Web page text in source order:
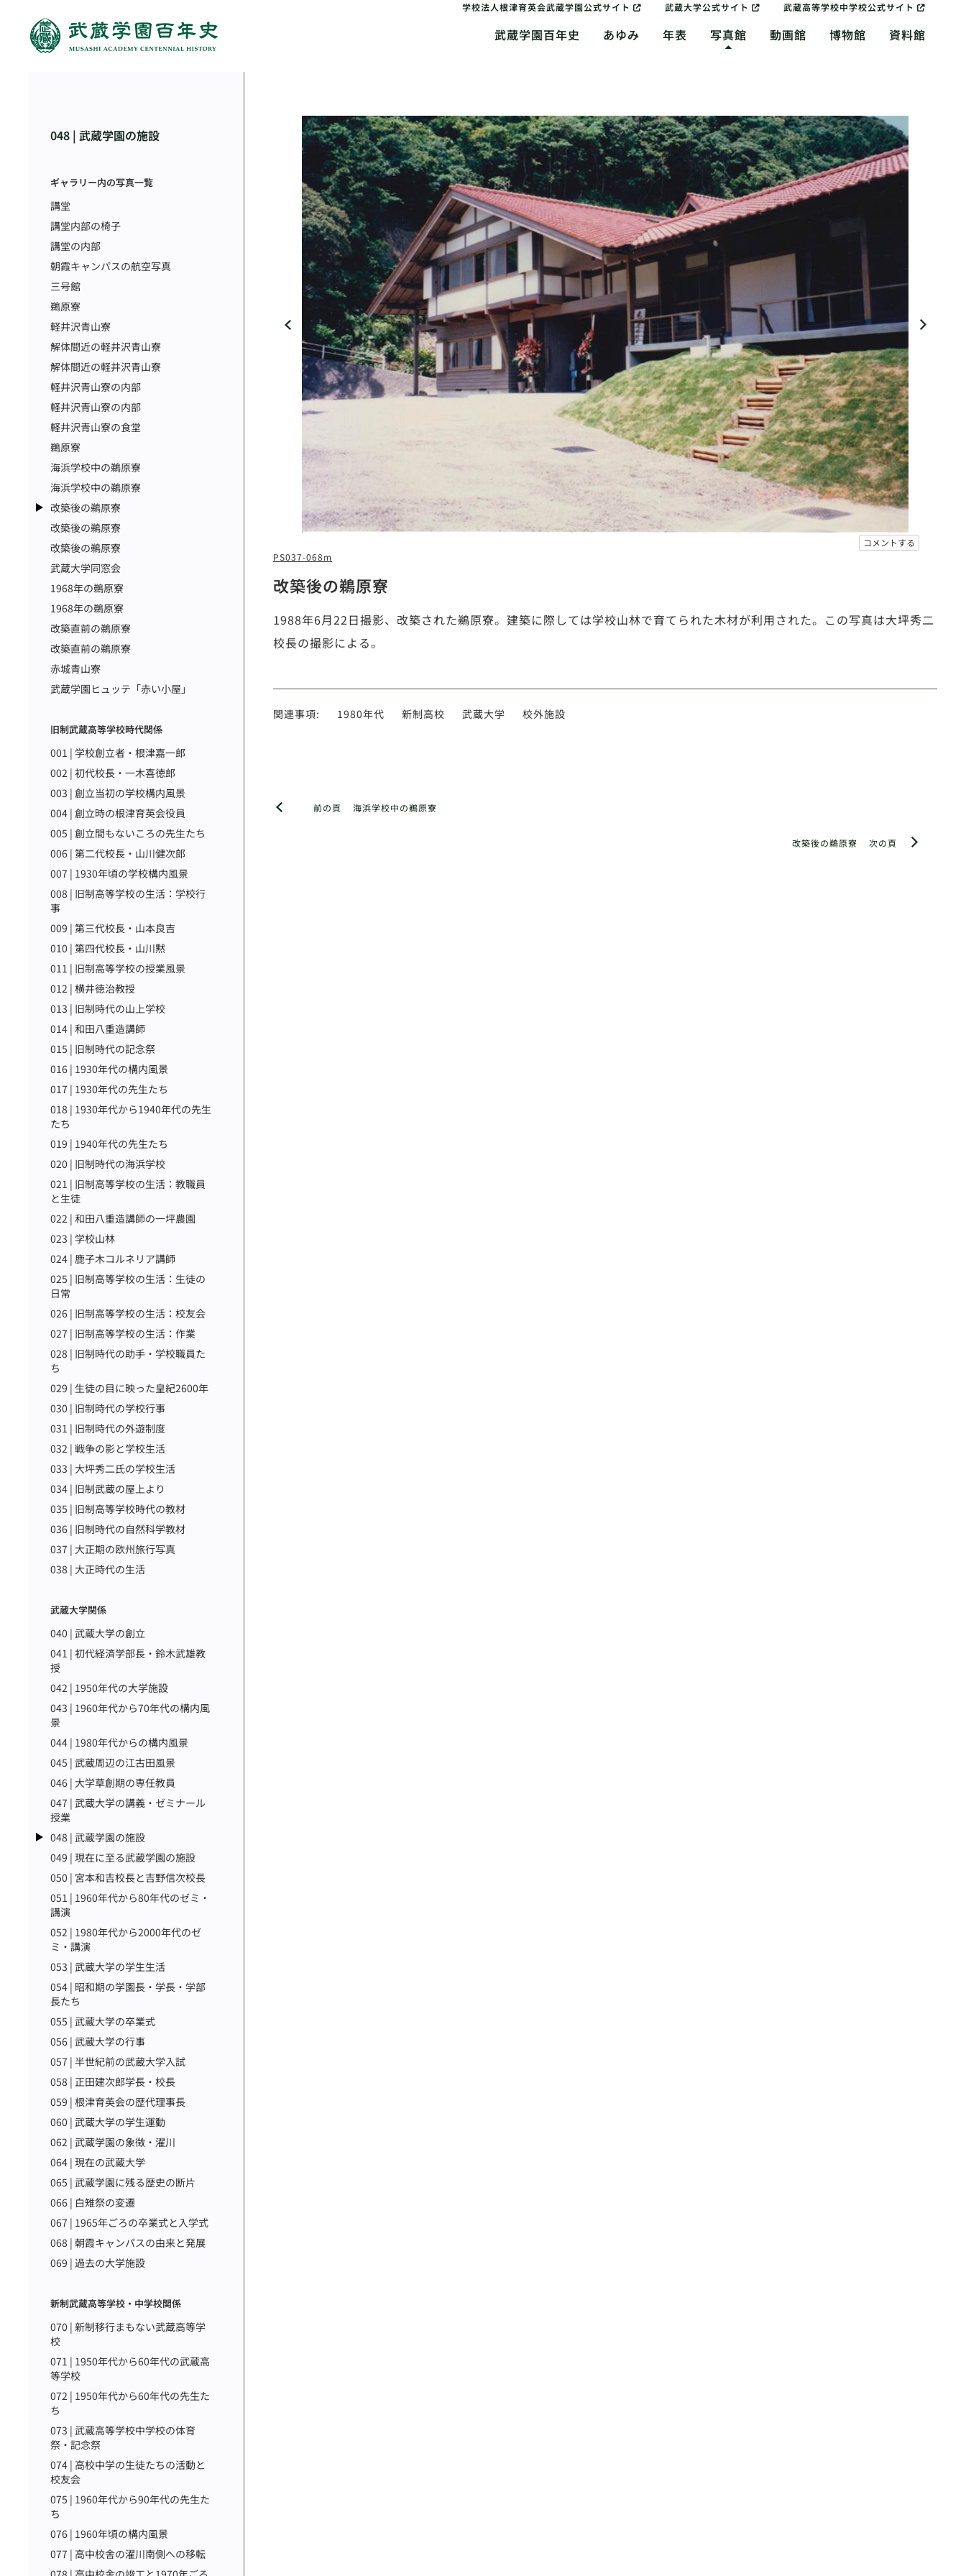
学校法人根津育英会武蔵学園公式サイト 武蔵大学公式サイト 武蔵高等学校中学校公式サイト
武蔵学園百年史 あゆみ 年表 写真館 動画館 博物館 資料館
048 | 武蔵学園の施設
ギャラリー内の写真一覧
講堂
講堂内部の椅子
講堂の内部
朝霞キャンパスの航空写真
三号館
鵜原寮
軽井沢青山寮
解体間近の軽井沢青山寮
解体間近の軽井沢青山寮
軽井沢青山寮の内部
軽井沢青山寮の内部
軽井沢青山寮の食堂
鵜原寮
海浜学校中の鵜原寮
海浜学校中の鵜原寮
改築後の鵜原寮
改築後の鵜原寮
改築後の鵜原寮
武蔵大学同窓会
1968年の鵜原寮
1968年の鵜原寮
改築直前の鵜原寮
改築直前の鵜原寮
赤城青山寮
武蔵学園ヒュッテ「赤い小屋」
旧制武蔵高等学校時代関係
001 | 学校創立者・根津嘉一郎
002 | 初代校長・一木喜徳郎
003 | 創立当初の学校構内風景
004 | 創立時の根津育英会役員
005 | 創立間もないころの先生たち
006 | 第二代校長・山川健次郎
007 | 1930年頃の学校構内風景
008 | 旧制高等学校の生活：学校行
事
009 | 第三代校長・山本良吉
010 | 第四代校長・山川黙
011 | 旧制高等学校の授業風景
012 | 横井徳治教授
013 | 旧制時代の山上学校
014 | 和田八重造講師
015 | 旧制時代の記念祭
016 | 1930年代の構内風景
017 | 1930年代の先生たち
018 | 1930年代から1940年代の先生
たち
019 | 1940年代の先生たち
020 | 旧制時代の海浜学校
021 | 旧制高等学校の生活：教職員
と生徒
022 | 和田八重造講師の一坪農園
023 | 学校山林
024 | 鹿子木コルネリア講師
025 | 旧制高等学校の生活：生徒の
日常
026 | 旧制高等学校の生活：校友会
027 | 旧制高等学校の生活：作業
028 | 旧制時代の助手・学校職員た
ち
029 | 生徒の目に映った皇紀2600年
030 | 旧制時代の学校行事
031 | 旧制時代の外遊制度
032 | 戦争の影と学校生活
033 | 大坪秀二氏の学校生活
034 | 旧制武蔵の屋上より
035 | 旧制高等学校時代の教材
036 | 旧制時代の自然科学教材
037 | 大正期の欧州旅行写真
038 | 大正時代の生活
武蔵大学関係
040 | 武蔵大学の創立
041 | 初代経済学部長・鈴木武雄教
授
042 | 1950年代の大学施設
043 | 1960年代から70年代の構内風
景
044 | 1980年代からの構内風景
045 | 武蔵周辺の江古田風景
046 | 大学草創期の専任教員
047 | 武蔵大学の講義・ゼミナール
授業
048 | 武蔵学園の施設
049 | 現在に至る武蔵学園の施設
050 | 宮本和吉校長と吉野信次校長
051 | 1960年代から80年代のゼミ・
講演
052 | 1980年代から2000年代のゼ
ミ・講演
053 | 武蔵大学の学生生活
054 | 昭和期の学園長・学長・学部
長たち
055 | 武蔵大学の卒業式
056 | 武蔵大学の行事
057 | 半世紀前の武蔵大学入試
058 | 正田建次郎学長・校長
059 | 根津育英会の歴代理事長
060 | 武蔵大学の学生運動
062 | 武蔵学園の象徴・濯川
064 | 現在の武蔵大学
065 | 武蔵学園に残る歴史の断片
066 | 白雉祭の変遷
067 | 1965年ごろの卒業式と入学式
068 | 朝霞キャンパスの由来と発展
069 | 過去の大学施設
新制武蔵高等学校・中学校関係
070 | 新制移行まもない武蔵高等学
校
071 | 1950年代から60年代の武蔵高
等学校
072 | 1950年代から60年代の先生た
ち
073 | 武蔵高等学校中学校の体育
祭・記念祭
074 | 高校中学の生徒たちの活動と
校友会
075 | 1960年代から90年代の先生た
ち
076 | 1960年頃の構内風景
077 | 高中校舎の濯川南側への移転
コメントする
PS037-068m
改築後の鵜原寮
1988年6月22日撮影、改築された鵜原寮。建築に際しては学校山林で育てられた木材が利用された。この写真は大坪秀二
校長の撮影による。
関連事項: 1980年代 新制高校 武蔵大学 校外施設
前の頁 海浜学校中の鵜原寮
次の頁
改築後の鵜原寮